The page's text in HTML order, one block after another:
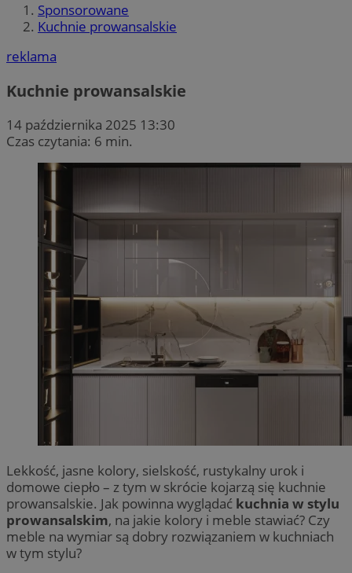
Sponsorowane
Kuchnie prowansalskie
reklama
Kuchnie prowansalskie
14 października 2025 13:30
Czas czytania: 6 min.
Lekkość, jasne kolory, sielskość, rustykalny urok i
domowe ciepło – z tym w skrócie kojarzą się kuchnie
prowansalskie. Jak powinna wyglądać kuchnia w stylu
prowansalskim, na jakie kolory i meble stawiać? Czy
meble na wymiar są dobry rozwiązaniem w kuchniach
w tym stylu?